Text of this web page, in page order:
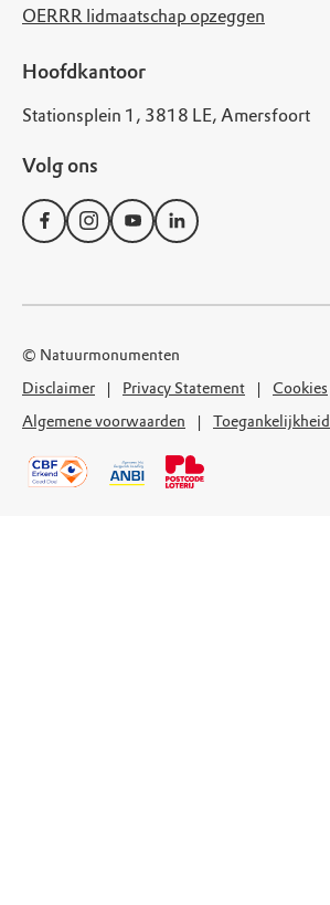
OERRR lidmaatschap opzeggen
Hoofdkantoor
Stationsplein 1, 3818 LE, Amersfoort
Volg ons
© Natuurmonumenten
Disclaimer
Privacy Statement
Cookies
Algemene voorwaarden
Toegankelijkheid